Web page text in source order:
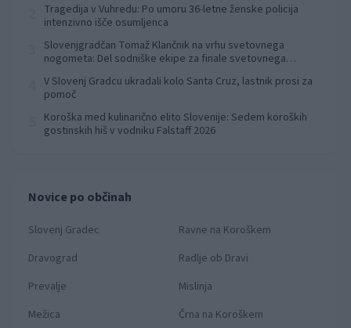
Tragedija v Vuhredu: Po umoru 36-letne ženske policija
intenzivno išče osumljenca
Slovenjgradčan Tomaž Klančnik na vrhu svetovnega
nogometa: Del sodniške ekipe za finale svetovnega
V Slovenj Gradcu ukradali kolo Santa Cruz, lastnik prosi za
pomoč
Koroška med kulinarično elito Slovenije: Sedem koroških
gostinskih hiš v vodniku Falstaff 2026
Novice po občinah
Slovenj Gradec
Ravne na Koroškem
Dravograd
Radlje ob Dravi
Prevalje
Mislinja
Mežica
Črna na Koroškem